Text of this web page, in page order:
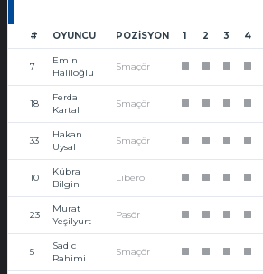
# OYUNCU POZISYON 1 2 3 4
7
Emin
Haliloğlu
Smaçör
18
Ferda
Kartal
Smaçör
33
Hakan
Uysal
Smaçör
10
Kübra
Bilgin
Libero
23
Murat
Yeşilyurt
Pasör
5
Sadic
Rahimi
Smaçör